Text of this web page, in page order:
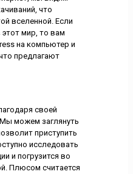
что
вселенной. Если
этот мир, то вам
на компьютер и
предлагают
своей
можем заглянуть
приступить
исследовать
и погрузится во
Плюсом считается